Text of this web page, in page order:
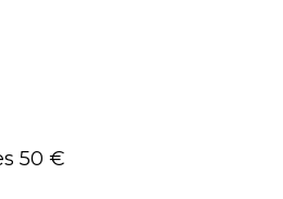
50 €